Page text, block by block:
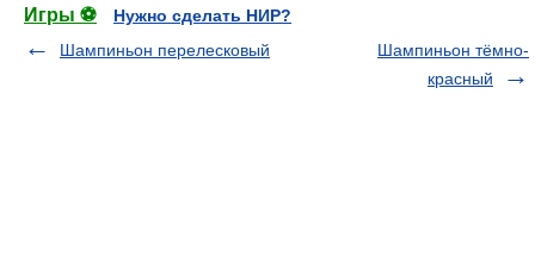
Игры ⚽
Нужно сделать НИР?
Шампиньон перелесковый
Шампиньон тёмно-
красный